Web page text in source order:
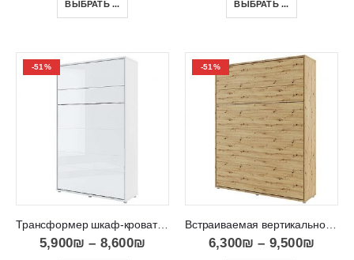
ВЫБРАТЬ ... ВЫБРАТЬ ...
-51%
Трансформер шкаф-кровать с подьемным механизмом BED CONCEPT 140
5,900₪ – 8,600₪
-51%
Встраиваемая вертикально в шкаф кровать трансформер BED CONCEPT 160-180
6,300₪ – 9,500₪